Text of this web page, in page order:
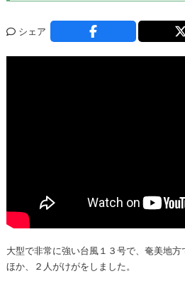
シェア
大型で非常に強い台風１３号で、奄美地
ほか、２人がけがをしました。